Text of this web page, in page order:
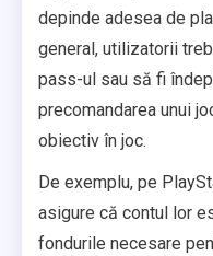
depinde adesea de
general, utilizatorii
pass-ul sau să fi
precomandarea unui
obiectiv în joc.
De exemplu, pe
asigure că contul lor
fondurile necesare